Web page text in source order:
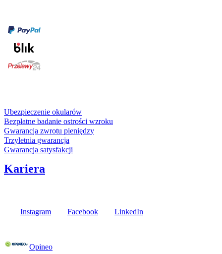
Ubezpieczenie okularów
Bezpłatne badanie ostrości wzroku
Gwarancja zwrotu pieniędzy
Trzyletnia gwarancja
Gwarancja satysfakcji
Kariera
Instagram Facebook LinkedIn
Opineo